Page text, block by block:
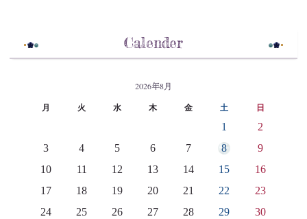
Calender
2026年8月
月 火 水 木 金 土
日
1
2
3
4 5 6 7 8
9
10
11 12 13 14 15
16
17
18 19 20 21 22
23
24
25 26 27 28 29
30